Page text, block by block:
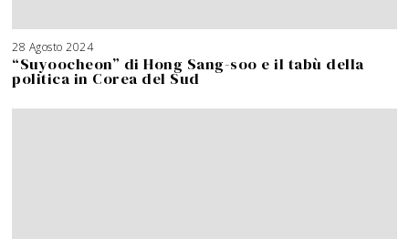
28 Agosto 2024
“Suyoocheon” di Hong Sang-soo e il tabù della
politica in Corea del Sud